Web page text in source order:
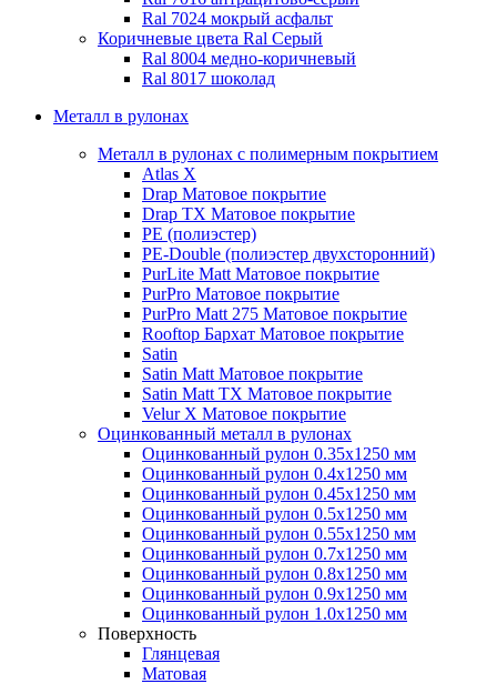
Ral 7024 мокрый асфальт
Коричневые цвета Ral Серый
Ral 8004 медно-коричневый
Ral 8017 шоколад
Металл в рулонах
Металл в рулонах с полимерным покрытием
Atlas X
Drap Матовое покрытие
Drap TX Матовое покрытие
PE (полиэстер)
PE-Double (полиэстер двухсторонний)
PurLite Мatt Матовое покрытие
PurPro Матовое покрытие
PurPro Matt 275 Матовое покрытие
Rooftop Бархат Матовое покрытие
Satin
Satin Мatt Матовое покрытие
Satin Matt TX Матовое покрытие
Velur X Матовое покрытие
Оцинкованный металл в рулонах
Оцинкованный рулон 0.35х1250 мм
Оцинкованный рулон 0.4х1250 мм
Оцинкованный рулон 0.45х1250 мм
Оцинкованный рулон 0.5х1250 мм
Оцинкованный рулон 0.55х1250 мм
Оцинкованный рулон 0.7х1250 мм
Оцинкованный рулон 0.8х1250 мм
Оцинкованный рулон 0.9х1250 мм
Оцинкованный рулон 1.0х1250 мм
Поверхность
Глянцевая
Матовая